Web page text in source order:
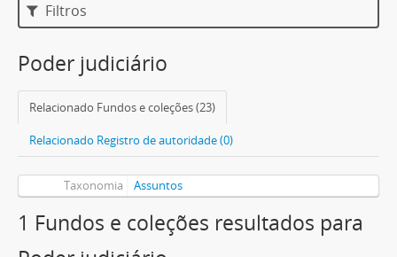
Filtros
Poder judiciário
Relacionado Fundos e coleções (23)
Relacionado Registro de autoridade (0)
Taxonomia Assuntos
1 Fundos e coleções resultados para